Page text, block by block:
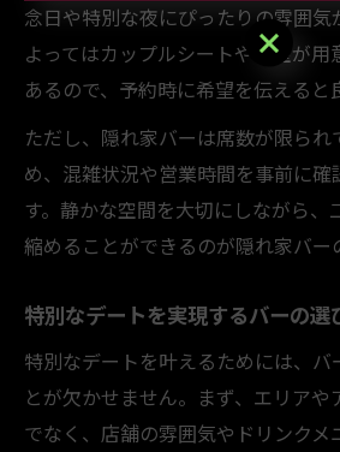
念日や特別な夜にぴったりの雰囲気
よってはカップルシートや個室が用
あるので、予約時に希望を伝えると
ただし、隠れ家バーは席数が限ら
め、混雑状況や営業時間を事前に
す。静かな空間を大切にしながら、
縮めることができるのが隠れ家バー
特別なデートを実現するバーの選
特別なデートを叶えるためには、バ
とが欠かせません。まず、エリアや
でなく、店舗の雰囲気やドリンクメ
ご予約はこちら